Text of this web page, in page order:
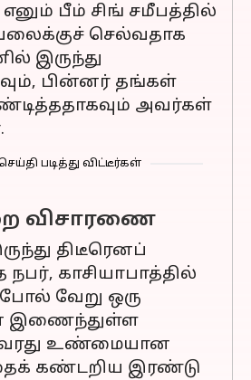
பீம் சிங் சமீபத்தில்
செல்வதாக
இருந்து
பின்னர் தங்கள்
அவர்கள்
படித்து விட்டீர்கள்
விசாரணை
திடீரெனப்
நபர், காசியாபாத்தில்
வேறு ஒரு
இணைந்துள்ள
உண்மையான
கண்டறிய இரண்டு